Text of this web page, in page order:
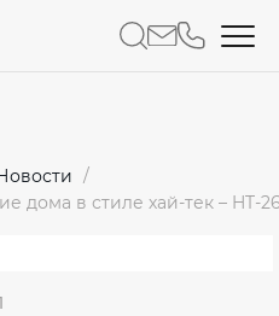
дома в стиле хай-тек – HT-